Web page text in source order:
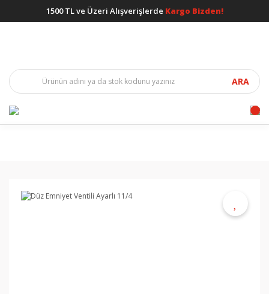
1500 TL ve Üzeri Alışverişlerde Kargo Bizden!
ARA